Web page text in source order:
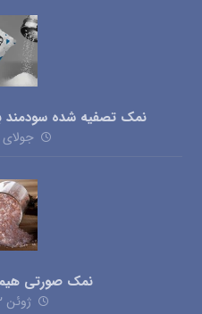
نمک تصفیه شده سودمند
جولای ۳, ۲۰۲۶
نمک صورتی
ژوئن ۱۲, ۲۰۲۶